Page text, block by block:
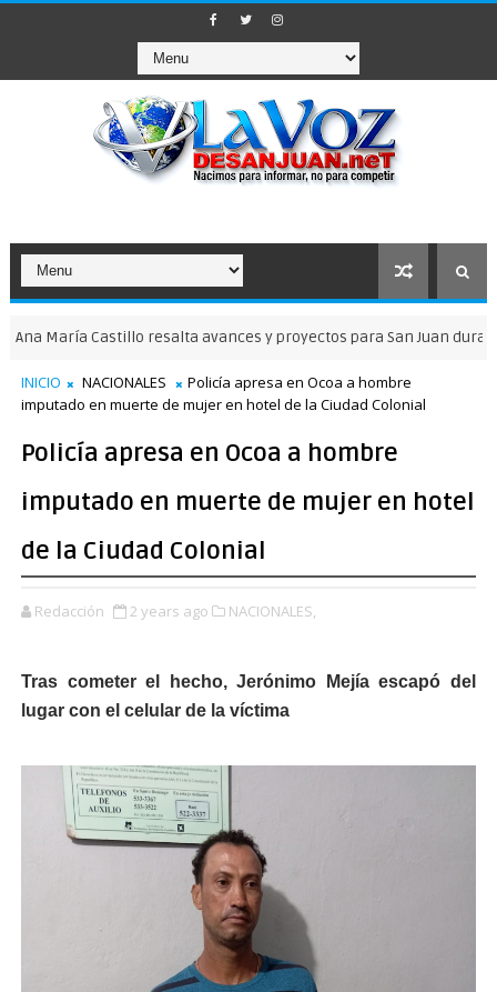
Castillo resalta avances y proyectos para San Juan durante
INICIO NACIONALES
Policía apresa en Ocoa a hombre
imputado en muerte de mujer en hotel de la Ciudad Colonial
Policía apresa en Ocoa a hombre
imputado en muerte de mujer en hotel
de la Ciudad Colonial
Redacción 2 years ago NACIONALES,
Tras cometer el hecho, Jerónimo Mejía escapó del
lugar con el celular de la víctima